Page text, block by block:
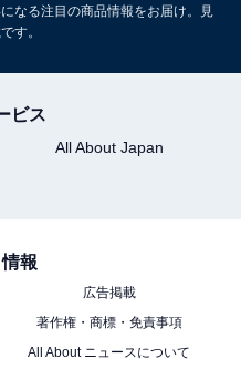
ヘッジトリマー
なる注目の商品情報をお届け。見
す。
ビス
All About Japan
報
広告掲載
著作権・商標・免責事項
All About ニュースについて